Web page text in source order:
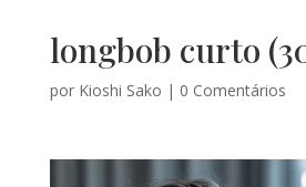
longbob curto
por Kioshi Sako | 0 Comentários